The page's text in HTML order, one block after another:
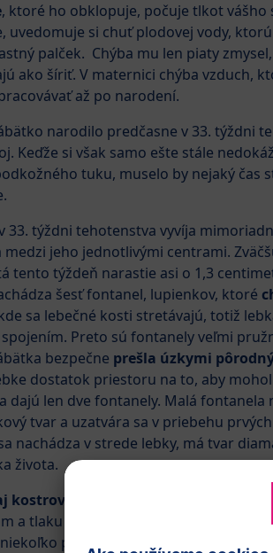
, ktoré ho obklopuje, počuje tlkot vášho
uvedomuje si chuť plodovej vody,
palček. Chýba mu len piaty
ako šíriť. V maternici chýba vzduch,
až po narodení.
narodilo predčasne v 33. týždni
Keďže si však samo ešte stále
tuku, muselo by nejaký čas
33. týždni tehotenstva vyvíja
jeho jednotlivými centrami.
tento týždeň narastie asi o 1,3
šesť fontanel, lupienkov, ktoré
sa lebečné kosti stretávajú, totiž
Preto sú fontanely veľmi
bezpečne prešla úzkymi
dostatok priestoru na to, aby
dajú len dve fontanely. Malá
tvar a uzatvára sa v priebehu
nachádza v strede lebky, má tvar
života.
kostrový systém.
Kosti dieťatka
a tlaku pri pôrode. Ani pri narodení
prvých týždňov a mesiacov.